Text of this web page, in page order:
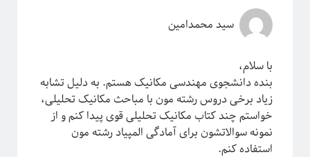
سید محمدامین
با سلام،
بنده دانشجوی مهندسی مکانیک هستم. به دلیل تشابه
زیاد برخی دروس رشته مون با مباحث مکانیک تحلیلی،
خواستم چند کتاب مکانیک تحلیلی قوی پیدا کنم و از
نمونه سوالاتشون برای آمادگی المپیاد رشته مون
استفاده کنم.